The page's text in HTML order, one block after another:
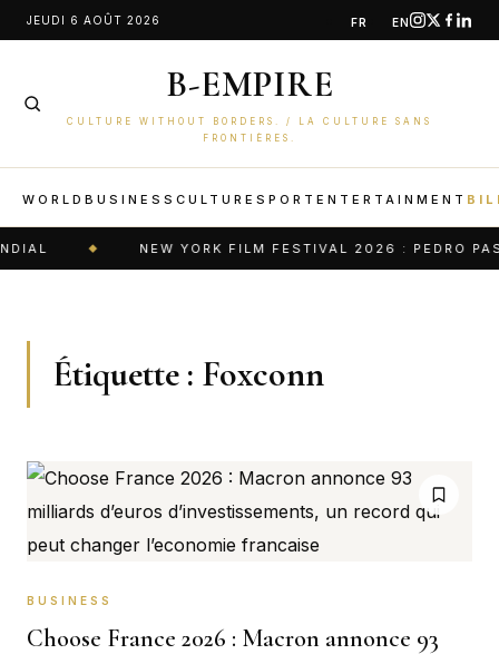
AllerJEUDI 6 AOÛT 2026 FR EN
B-EMPIRE
CULTURE WITHOUT BORDERS. / LA CULTURE SANS
FRONTIÈRES.
WORLD BUSINESS CULTURE SPORT ENTERTAINMENT
NEW YORK FILM FESTIVAL 2026 : PEDRO
Étiquette : Foxconn
BUSINESS
Choose France 2026 : Macron annonce 93